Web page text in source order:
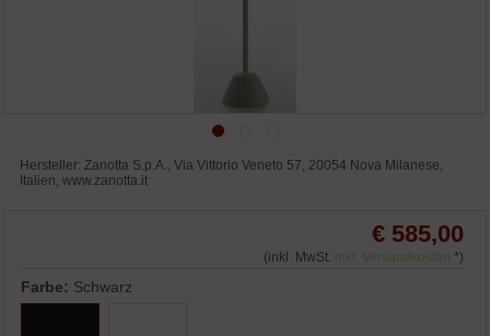
Hersteller: Zanotta S.p.A., Via Vittorio Veneto 57, 20054 Nova Milanese,
Italien, www.zanotta.it
€ 585,00
(inkl. MwSt. inkl. Versandkosten *)
Farbe: Schwarz